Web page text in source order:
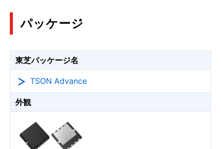
パッケージ
東芝パッケージ名
TSON Advance
外観